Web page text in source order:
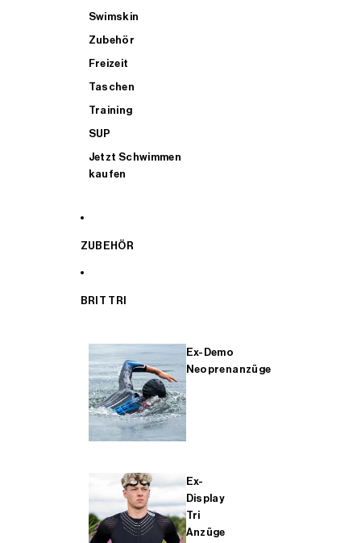
Swimskin
Zubehör
Freizeit
Taschen
Training
SUP
Jetzt Schwimmen
kaufen
ZUBEHÖR
BRIT TRI
Ex-Demo
Neoprenanzüge
Ex-
Display
Tri
Anzüge